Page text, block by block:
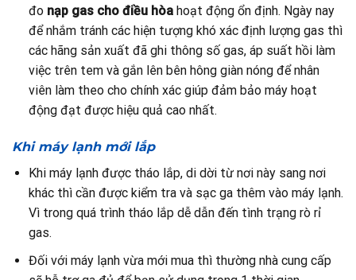
đo nạp gas cho điều hòahoạt động ổn định. Ngày nay
để nhắm tránh các hiện tượng khó xác định lượng gas thì
các hãng sản xuất đã ghi thông số gas, áp suất hồi làm
việc trên tem và gắn lên bên hông giàn nóng để nhân
viên làm theo cho chính xác giúp đảm bảo máy hoạt
động đạt được hiệu quả cao nhất.
Khi máy lạnh mới lắp
Khi máy lạnh được tháo lắp, di dời từ nơi này sang nơi
khác thì cần được kiểm tra và sạc ga thêm vào máy lạnh.
Vì trong quá trình tháo lắp dễ dẫn đến tình trạng rò rỉ
gas.
Đối với máy lạnh vừa mới mua thì thường nhà cung cấp